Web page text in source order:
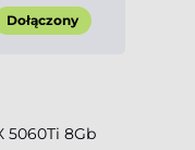
Dołączony
5060Ti 8Gb